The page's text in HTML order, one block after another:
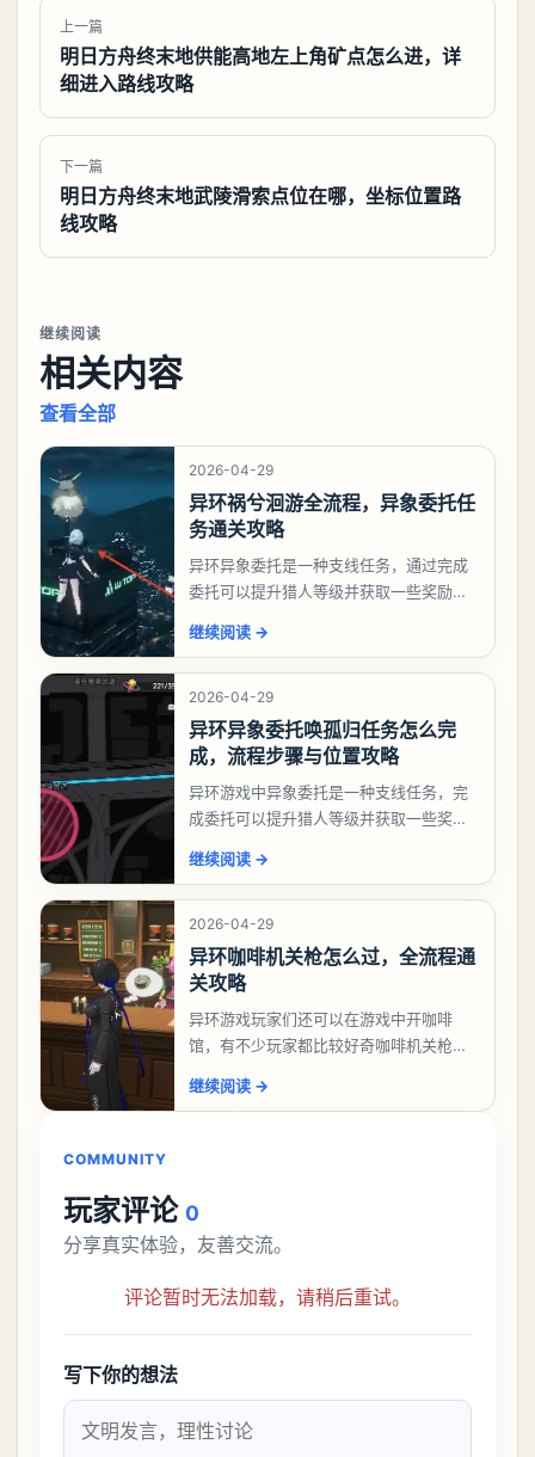
上一篇
明日方舟终末地供能高地左上角矿点怎么进，详
细进入路线攻略
下一篇
明日方舟终末地武陵滑索点位在哪，坐标位置路
线攻略
继续阅读
相关内容
查看全部
2026-04-29
异环祸兮洄游全流程，异象委托任
务通关攻略
异环异象委托是一种支线任务，通过完成
委托可以提升猎人等级并获取一些奖励，
么做，下面就来告诉大家。异环异象委托
祸兮洄游任务攻略
继续阅读 →
2026-04-29
异环异象委托唤孤归任务怎么完
成，流程步骤与位置攻略
异环游戏中异象委托是一种支线任务，完
成委托可以提升猎人等级并获取一些奖
么做，今天游戏熊就来告诉大家。异环异
象委托唤孤归任务攻
继续阅读 →
2026-04-29
异环咖啡机关枪怎么过，全流程通
关攻略
异环游戏玩家们还可以在游戏中开咖啡
馆，有不少玩家都比较好奇咖啡机关枪应
机关枪攻略。异环咖啡机关枪怎么过一、
继续阅读 →
COMMUNITY
玩家评论 0
分享真实体验，友善交流。
评论暂时无法加载，请稍后重试。
写下你的想法